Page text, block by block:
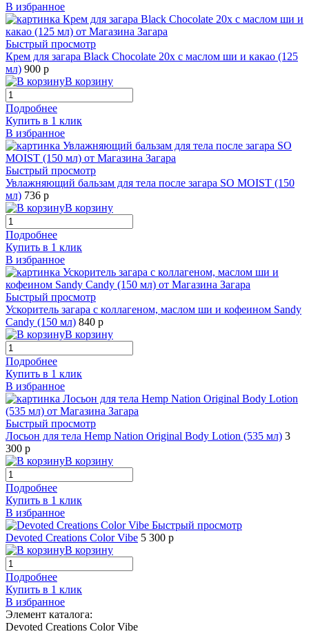
В избранное
Быстрый просмотр
Крем для загара Black Chocolate 20х с маслом ши и какао (125
мл) 900 р
В корзину
Подробнее
Купить в 1 клик
В избранное
Быстрый просмотр
Увлажняющий бальзам для тела после загара SO MOIST (150
мл) 736 р
В корзину
Подробнее
Купить в 1 клик
В избранное
Быстрый просмотр
Ускоритель загара с коллагеном, маслом ши и кофеином Sandy
Candy (150 мл) 840 р
В корзину
Подробнее
Купить в 1 клик
В избранное
Быстрый просмотр
Лосьон для тела Hemp Nation Original Body Lotion (535 мл) 3
300 р
В корзину
Подробнее
Купить в 1 клик
В избранное
Быстрый просмотр
Devoted Creations Color Vibe 5 300 р
В корзину
Подробнее
Купить в 1 клик
В избранное
Элемент каталога:
Devoted Creations Color Vibe